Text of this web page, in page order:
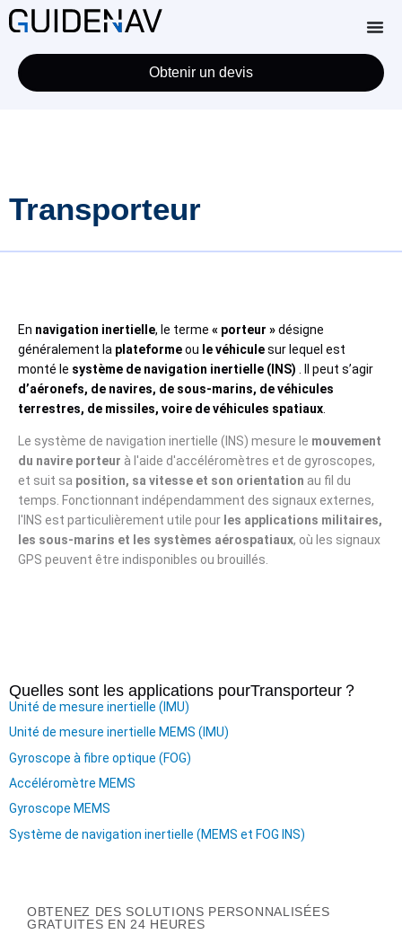
Obtenir un devis
Transporteur
En navigation inertielle, le terme « porteur »désigne
généralement la plateformeou le véhiculesur lequel est
monté le système de navigation inertielle (INS) . Il peut s’agir
d’aéronefs, de navires, de sous-marins, de véhicules
terrestres, de missiles, voire de véhicules spatiaux
Le système de navigation inertielle (INS) mesure le mouvement
du navire porteur à l'aide d'accéléromètres et de gyroscopes,
et suit sa position, sa vitesse et son orientation au fil du
temps. Fonctionnant indépendamment des signaux externes,
l'INS est particulièrement utile pour les applications militaires,
les sous-marins et les systèmes aérospatiaux, où les signaux
GPS peuvent être indisponibles ou brouillés.
Quelles sont les applications pourTransporteur ？
Unité de mesure inertielle (IMU)
Unité de mesure inertielle MEMS (IMU)
Gyroscope à fibre optique (FOG)
Accéléromètre MEMS
Gyroscope MEMS
Système de navigation inertielle (MEMS et FOG INS)
OBTENEZ DES SOLUTIONS PERSONNALISÉES
GRATUITES EN 24 HEURES